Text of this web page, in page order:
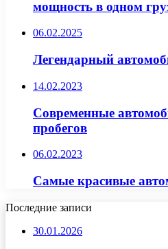
мощность в одном
06.02.2025
Легендарный
14.02.2023
Современные
пробегов
06.02.2023
Самые красивые
Последние записи
30.01.2026